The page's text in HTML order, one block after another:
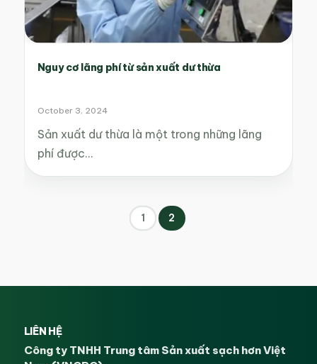
Nguy cơ lãng phí từ sản xuất dư thừa
October 3, 2024
Sản xuất dư thừa là một trong những lãng
phí được…
1 2
LIÊN HỆ
Công ty TNHH Trung tâm Sản xuất sạch hơn Việt